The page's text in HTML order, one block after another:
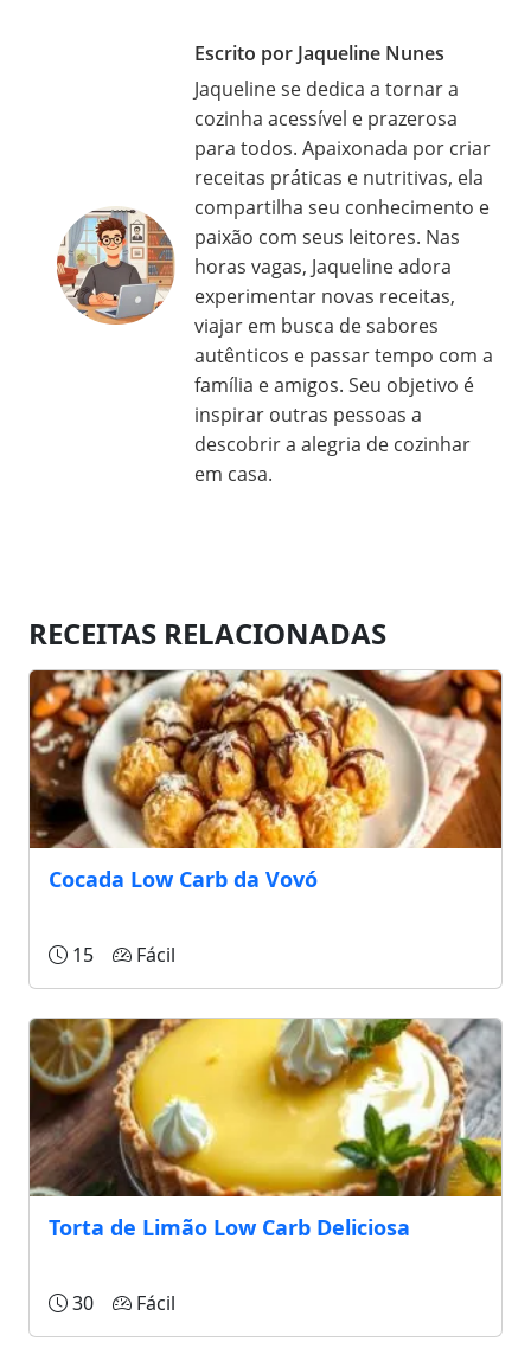
Escrito por Jaqueline Nunes
Jaqueline se dedica a tornar a
cozinha acessível e prazerosa
para todos. Apaixonada por criar
receitas práticas e nutritivas, ela
compartilha seu conhecimento e
paixão com seus leitores. Nas
horas vagas, Jaqueline adora
experimentar novas receitas,
viajar em busca de sabores
autênticos e passar tempo com a
família e amigos. Seu objetivo é
inspirar outras pessoas a
descobrir a alegria de cozinhar
em casa.
RECEITAS RELACIONADAS
Cocada Low Carb da Vovó
15 Fácil
Torta de Limão Low Carb Deliciosa
30 Fácil